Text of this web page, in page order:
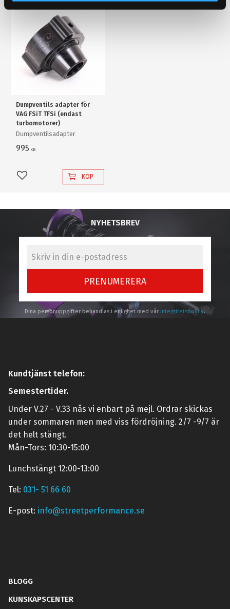
Dumpventils adapter för
VAG FSiT TFSi (endast
turbomotorer)
Dumpventilsadapter
995 KR
Lägg till i favoriter
KÖP
NYHETSBREV
PRENUMERERA
Dina personuppgifter behandlas i enlighet med vår integritetspolicy.
Kundtjänst telefon:
Semestertider.
Under V.27 - V.33 nås vi enbart på mejl. Ordrar skickas
under sommaren men med viss fördröjning. 2/7 -9/7 är
det helt stängt.
Mån-Tors: 10:30-15:00
Lunchstängt 12:00-13:00
Tel: 031- 51 66 60
E-post: info@streetperformance.se
BLOGG
KUNSKAPSCENTER